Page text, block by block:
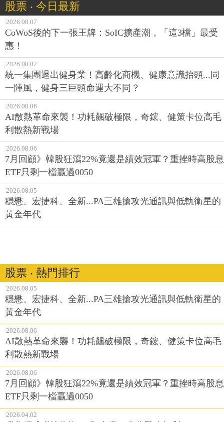
股票 ‧ 今日最新
2026.08.07
CoWoS後的下一張王牌：SoIC擴產潮，「這3檔」最受
惠！
2026.08.07
統一集團退出健身業！高齡化商機、健康意識抬頭...同
一陣風，健身三巨頭命運大不同？
2026.08.06
AI散熱革命來襲！功耗飆破極限，奇鋐、健策卡位高毛
利散熱新戰場
2026.08.06
7月回顧》韓股狂瀉22%竟還是績效冠軍？重挫時高股息
ETF只剩一檔贏過0050
2026.08.05
穩懋、宏捷科、全新...PA三雄搶攻光通訊與低軌衛星的
黃金年代
股票 ‧ 熱門排行
2026.08.05
穩懋、宏捷科、全新...PA三雄搶攻光通訊與低軌衛星的
黃金年代
2026.08.06
AI散熱革命來襲！功耗飆破極限，奇鋐、健策卡位高毛
利散熱新戰場
2026.08.06
7月回顧》韓股狂瀉22%竟還是績效冠軍？重挫時高股息
ETF只剩一檔贏過0050
2026.04.02